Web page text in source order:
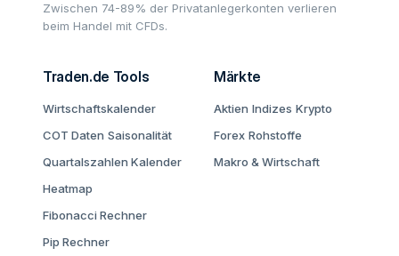
Zwischen 74-89% der Privatanlegerkonten verlieren
beim Handel mit CFDs.
Traden.de Tools
Wirtschaftskalender
COT Daten Saisonalität
Quartalszahlen Kalender
Heatmap
Fibonacci Rechner
Pip Rechner
Märkte
Aktien Indizes Krypto
Forex Rohstoffe
Makro & Wirtschaft